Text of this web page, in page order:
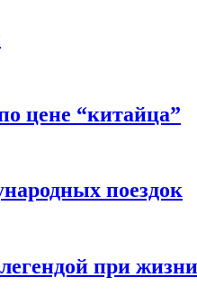
цене “китайца”
поездок
при жизни